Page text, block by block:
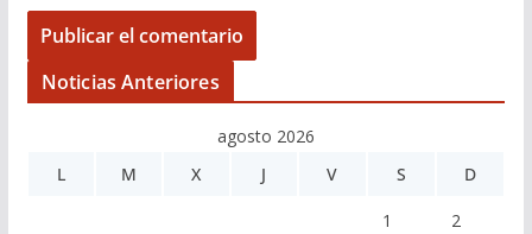
Noticias Anteriores
agosto 2026
L
M X J V S D
1 2